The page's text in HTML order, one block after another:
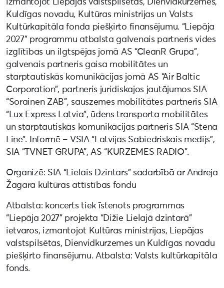
izmantojot Liepājas valstspilsētas, Dienvidkurzemes,
Kuldīgas novadu, Kultūras ministrijas un Valsts
Kultūrkapitāla fonda piešķirto finansējumu. “Liepāja
2027” programmu atbalsta galvenais partneris vides
izglītības un ilgtspējas jomā AS “CleanR Grupa”,
galvenais partneris gaisa mobilitātes un
starptautiskās komunikācijas jomā AS “Air Baltic
Corporation”, partneris juridiskajos jautājumos SIA
“Sorainen ZAB”, sauszemes mobilitātes partneris SIA
“Lux Express Latvia”, ūdens transporta mobilitātes
un starptautiskās komunikācijas partneris SIA “Stena
Line”. Informē – VSIA “Latvijas Sabiedriskais medijs”,
SIA “TVNET GRUPA”, AS “KURZEMES RADIO”.
Organizē: SIA “Lielais Dzintars” sadarbībā ar Andreja
Žagara kultūras attīstības fondu
Atbalsta: koncerts tiek īstenots programmas
“Liepāja 2027” projekta “Dižie Lielajā dzintarā”
ietvaros, izmantojot Kultūras ministrijas, Liepājas
valstspilsētas, Dienvidkurzemes un Kuldīgas novadu
piešķirto finansējumu. Atbalsta: Valsts kultūrkapitāla
fonds.